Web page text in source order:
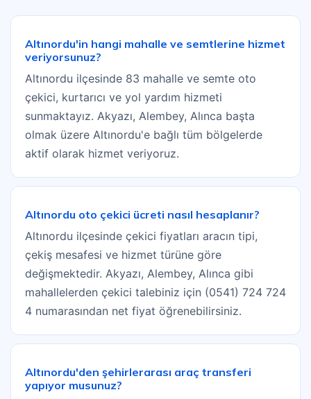
Altınordu'in hangi mahalle ve semtlerine hizmet
veriyorsunuz?
Altınordu ilçesinde 83 mahalle ve semte oto
çekici, kurtarıcı ve yol yardım hizmeti
sunmaktayız. Akyazı, Alembey, Alınca başta
olmak üzere Altınordu'e bağlı tüm bölgelerde
aktif olarak hizmet veriyoruz.
Altınordu oto çekici ücreti nasıl hesaplanır?
Altınordu ilçesinde çekici fiyatları aracın tipi,
çekiş mesafesi ve hizmet türüne göre
değişmektedir. Akyazı, Alembey, Alınca gibi
mahallelerden çekici talebiniz için (0541) 724 724
4 numarasından net fiyat öğrenebilirsiniz.
Altınordu'den şehirlerarası araç transferi
yapıyor musunuz?